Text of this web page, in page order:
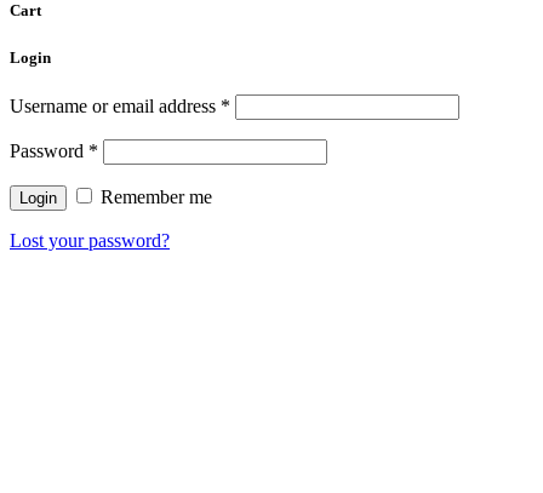
Cart
Login
Username or email address *
Password *
Remember me
Lost your password?